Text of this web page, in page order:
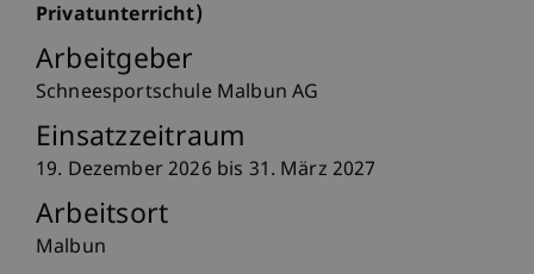
Privatunterricht)
Arbeitgeber
Schneesportschule Malbun AG
Einsatzzeitraum
19. Dezember 2026 bis 31. März 2027
Arbeitsort
Malbun